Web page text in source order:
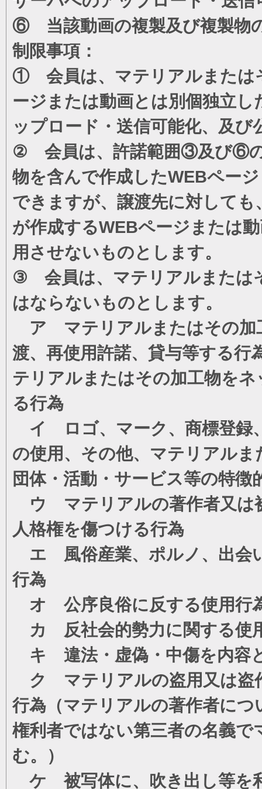
⑥ 当該動画の複製及び複製物
制限事項：
① 会員は、マテリアルまたは
ージまたは動画とは別個独立
ップロード・送信可能化、及
② 会員は、許諾範囲③及び⑥の
物を含んで作成したWEBペー
できますが、譲渡先に対して
が作成するWEBページまたは
用させないものとします。
③ 会員は、マテリアルまたは
はならないものとします。
ア マテリアルまたはその加
渡、再使用許諾、貸与等する行
テリアルまたはその加工物を
る行為
イ ロゴ、マーク、商標登録
の使用、その他、マテリアル
団体・活動・サービス等の特
ウ マテリアルの著作者又は
人格権を傷つける行為
エ 風俗産業、ポルノ、出会
行為
オ 公序良俗に反する使用行
カ 反社会的勢力に関する使
キ 違法・虚偽・中傷を内容
ク マテリアルの盗用又は盗
行為（マテリアルの著作者に
権利者ではない第三者の名義
む。）
ケ 被写体に、吹き出し等を